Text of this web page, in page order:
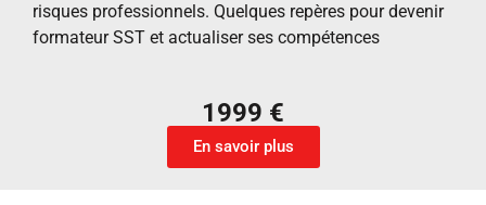
risques professionnels. Quelques repères pour devenir
formateur SST et actualiser ses compétences
1999 €
En savoir plus